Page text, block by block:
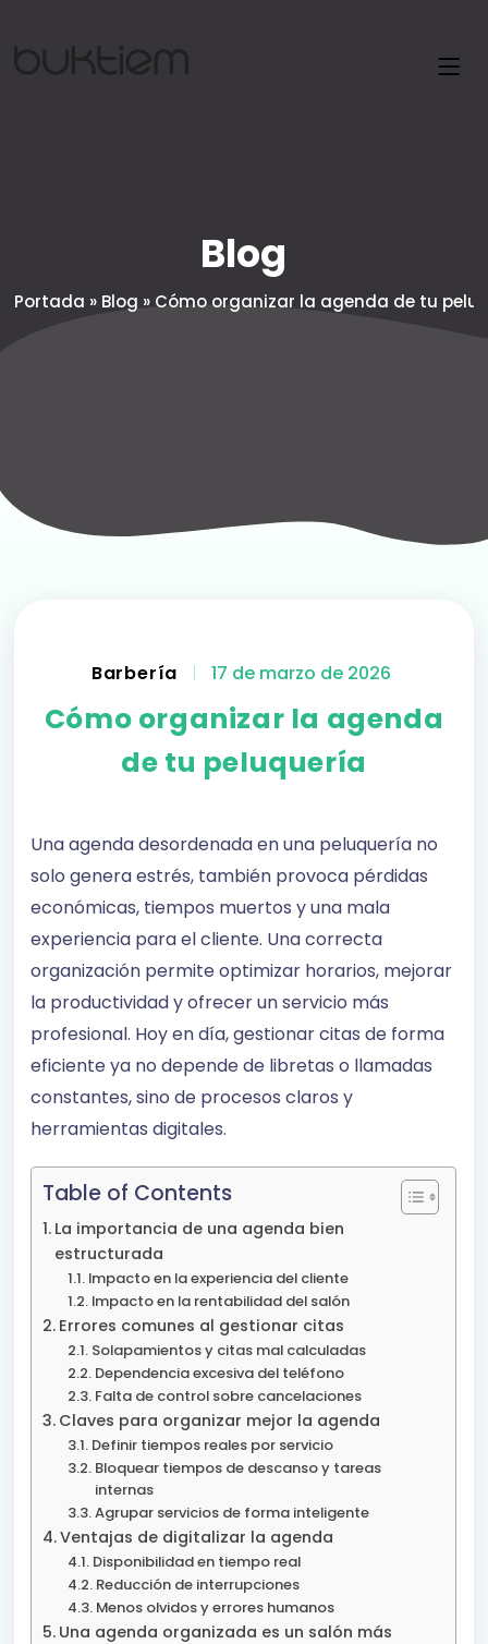
Blog
Portada » Blog » Cómo organizar la agenda de tu
Barbería | 17 de marzo de 2026
Cómo organizar la agenda
de tu peluquería
Una agenda desordenada en una peluquería no
solo genera estrés, también provoca pérdidas
económicas, tiempos muertos y una mala
experiencia para el cliente. Una correcta
organización permite optimizar horarios, mejorar
la productividad y ofrecer un servicio más
profesional. Hoy en día, gestionar citas de forma
eficiente ya no depende de libretas o llamadas
constantes, sino de procesos claros y
herramientas digitales.
Table of Contents
La importancia de una agenda bien
estructurada
Impacto en la experiencia del cliente
Impacto en la rentabilidad del salón
Errores comunes al gestionar citas
Solapamientos y citas mal calculadas
Dependencia excesiva del teléfono
Falta de control sobre cancelaciones
Claves para organizar mejor la agenda
Definir tiempos reales por servicio
Bloquear tiempos de descanso y tareas
internas
Agrupar servicios de forma inteligente
Ventajas de digitalizar la agenda
Disponibilidad en tiempo real
Reducción de interrupciones
Menos olvidos y errores humanos
Una agenda organizada es un salón más